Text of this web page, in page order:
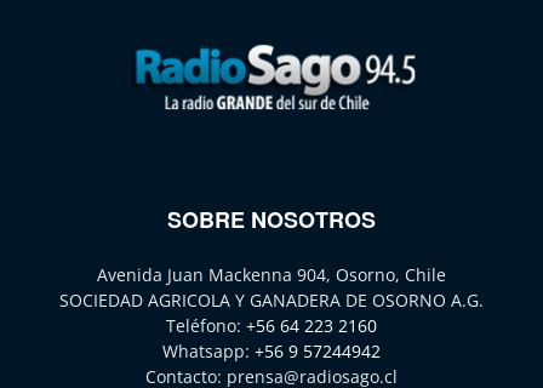
SOBRE NOSOTROS
Avenida Juan Mackenna 904, Osorno, Chile
SOCIEDAD AGRICOLA Y GANADERA DE OSORNO A.G.
Teléfono: +56 64 223 2160
Whatsapp: +56 9 57244942
Contacto: prensa@radiosago.cl